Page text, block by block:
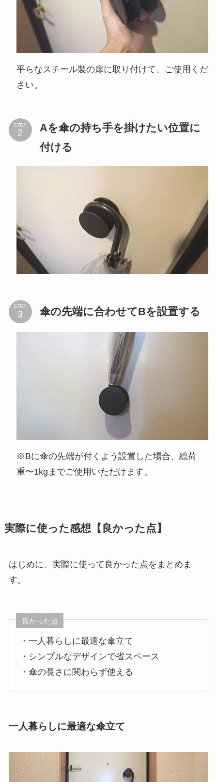
平らなスチール製の扉に取り付けて、ご使用くだ
さい。
STEP
Aを傘の持ち手を掛けたい位置に
付ける
STEP 傘の先端に合わせてBを設置する
※Bに傘の先端が付くよう設置した場合、総荷
重〜1kgまでご使用いただけます。
実際に使った感想【良かった点】
はじめに、実際に使って良かった点をまとめま
す。
良かった点
・一人暮らしに最適な傘立て
・シンプルなデザインで省スペース
・傘の長さに関わらず使える
一人暮らしに最適な傘立て